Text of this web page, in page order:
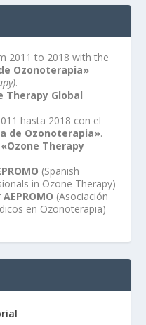
2011 to 2018 with the
Ozonoterapia»
.
Therapy Global
hasta 2018 con el
de Ozonoterapia».
«Ozone Therapy
(Spanish
in Ozone Therapy)
AEPROMO (Asociación
en Ozonoterapia)